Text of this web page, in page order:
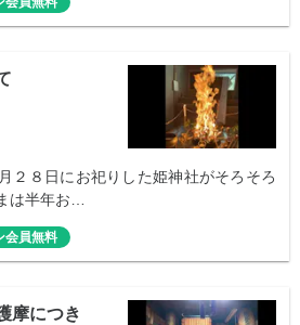
２８日にお祀りした姫神社がそろそろ
は半年お…
会員無料
摩につき